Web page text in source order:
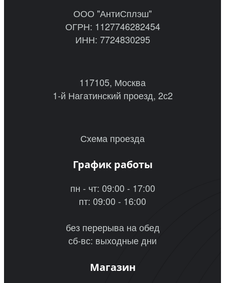
ООО "АнтиСплэш"
ОГРН: 1127746282454
ИНН: 7724830295
117105, Москва
1-й Нагатинский проезд, 2с2
Схема проезда
График работы
пн - чт: 09:00 - 17:00
пт: 09:00 - 16:00
без перерыва на обед
сб-вс: выходные дни
Магазин